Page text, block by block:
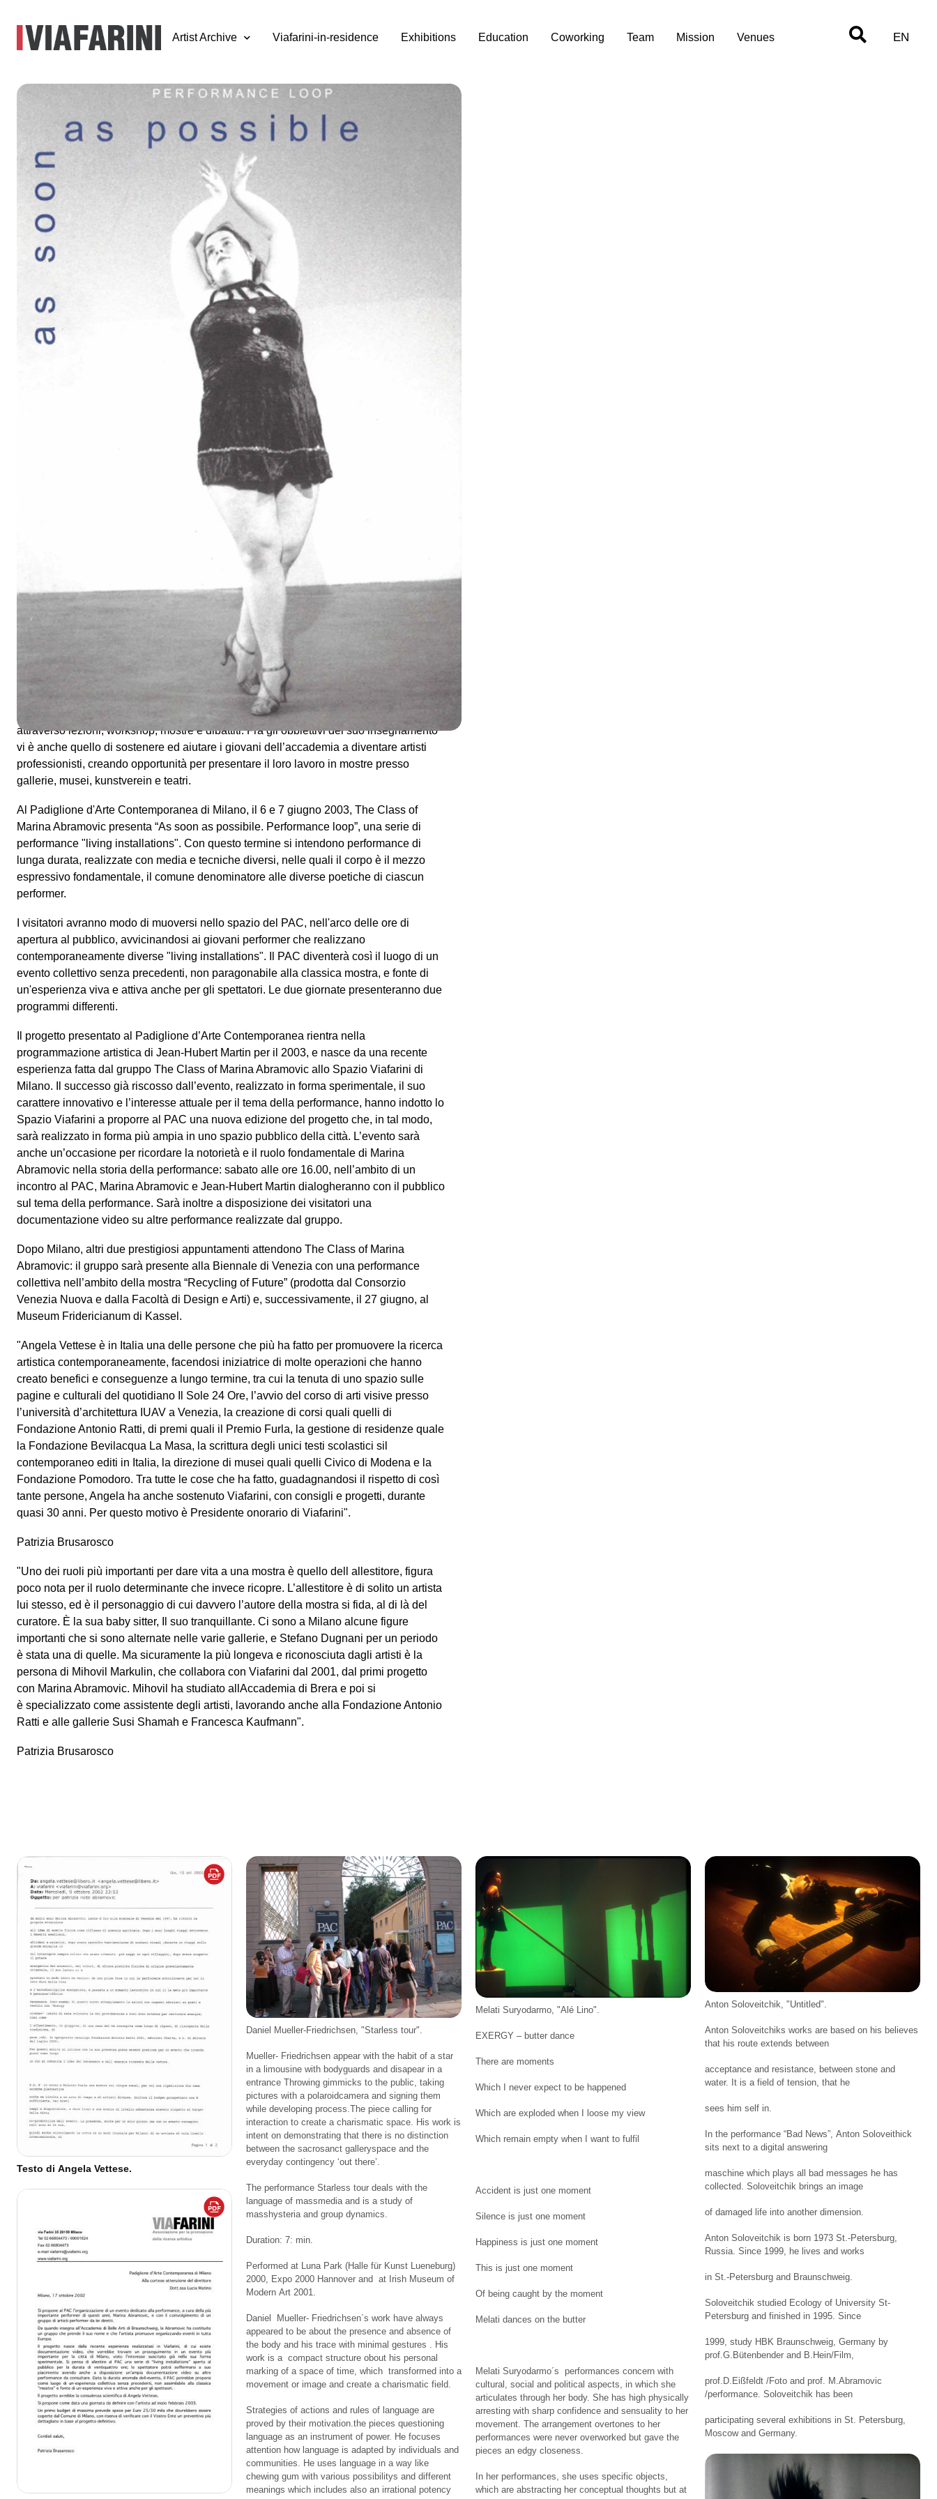
Artist Archive Viafarini-in-residence Exhibitions Education Coworking Team Mission Venues EN
As soon as possible.
Performance loop.
The Class of Marina
Abramovic –
Braunschweig
School of Art
The Class of Marina Abramovic – Braunschweig School of Art.
Progetto a cura di Marina Abramovic. Coordinamento: Melati Suryodarmo. Produzione
e organizzazione: PAC e Associazione VIAFARINI.
6-7 giugno 2003, PAC Padiglione d'Arte Contemporanea, Milano.
Coordinamento: Melati Suryodarmo. Produzione e organizzazione: PAC e
Associazione VIAFARINI.
è il nome di un gruppo di giovani artisti della
Hochschule für Bildende Künste di Braunschweig (Germania) che si è formato sotto la
guida di Marina Abramovic, celebre esponente della body art, considerata una delle più
importanti performer degli ultimi trent’anni. Abramovic insegna a Braunschweig dal
1997 trasmettendo agli studenti la sua esperienza di performer e le sue conoscenze
attraverso lezioni, workshop, mostre e dibattiti. Fra gli obbiettivi del suo insegnamento
vi è anche quello di sostenere ed aiutare i giovani dell’accademia a diventare artisti
professionisti, creando opportunità per presentare il loro lavoro in mostre presso
gallerie, musei, kunstverein e teatri.
Al Padiglione d'Arte Contemporanea di Milano, il 6 e 7 giugno 2003, The Class of
Marina Abramovic presenta “As soon as possibile. Performance loop”, una serie di
performance "living installations". Con questo termine si intendono performance di
lunga durata, realizzate con media e tecniche diversi, nelle quali il corpo è il mezzo
espressivo fondamentale, il comune denominatore alle diverse poetiche di ciascun
performer.
I visitatori avranno modo di muoversi nello spazio del PAC, nell'arco delle ore di
apertura al pubblico, avvicinandosi ai giovani performer che realizzano
contemporaneamente diverse "living installations". Il PAC diventerà così il luogo di un
evento collettivo senza precedenti, non paragonabile alla classica mostra, e fonte di
un'esperienza viva e attiva anche per gli spettatori. Le due giornate presenteranno due
programmi differenti.
Il progetto presentato al Padiglione d’Arte Contemporanea rientra nella
programmazione artistica di Jean-Hubert Martin per il 2003, e nasce da una recente
esperienza fatta dal gruppo The Class of Marina Abramovic allo Spazio Viafarini di
Milano. Il successo già riscosso dall’evento, realizzato in forma sperimentale, il suo
carattere innovativo e l’interesse attuale per il tema della performance, hanno indotto lo
Spazio Viafarini a proporre al PAC una nuova edizione del progetto che, in tal modo,
sarà realizzato in forma più ampia in uno spazio pubblico della città. L’evento sarà
anche un’occasione per ricordare la notorietà e il ruolo fondamentale di Marina
Abramovic nella storia della performance: sabato alle ore 16.00, nell’ambito di un
incontro al PAC, Marina Abramovic e Jean-Hubert Martin dialogheranno con il pubblico
sul tema della performance. Sarà inoltre a disposizione dei visitatori una
documentazione video su altre performance realizzate dal gruppo.
Dopo Milano, altri due prestigiosi appuntamenti attendono The Class of Marina
Abramovic: il gruppo sarà presente alla Biennale di Venezia con una performance
collettiva nell’ambito della mostra “Recycling of Future” (prodotta dal Consorzio
Venezia Nuova e dalla Facoltà di Design e Arti) e, successivamente, il 27 giugno, al
Museum Fridericianum di Kassel.
"Angela Vettese è in Italia una delle persone che più ha fatto per promuovere la ricerca
artistica contemporaneamente, facendosi iniziatrice di molte operazioni che hanno
creato benefici e conseguenze a lungo termine, tra cui la tenuta di uno spazio sulle
pagine e culturali del quotidiano Il Sole 24 Ore, l’avvio del corso di arti visive presso
l’università d’architettura IUAV a Venezia, la creazione di corsi quali quelli di
Fondazione Antonio Ratti, di premi quali il Premio Furla, la gestione di residenze quale
la Fondazione Bevilacqua La Masa, la scrittura degli unici testi scolastici sil
contemporaneo editi in Italia, la direzione di musei quali quelli Civico di Modena e la
Fondazione Pomodoro. Tra tutte le cose che ha fatto, guadagnandosi il rispetto di così
tante persone, Angela ha anche sostenuto Viafarini, con consigli e progetti, durante
quasi 30 anni. Per questo motivo è Presidente onorario di Viafarini".
Patrizia Brusarosco
"Uno dei ruoli più importanti per dare vita a una mostra è quello dell allestitore, figura
poco nota per il ruolo determinante che invece ricopre. L’allestitore è di solito un artista
lui stesso, ed è il personaggio di cui davvero l’autore della mostra si fida, al di là del
curatore. È la sua baby sitter, Il suo tranquillante. Ci sono a Milano alcune figure
importanti che si sono alternate nelle varie gallerie, e Stefano Dugnani per un periodo
è stata una di quelle. Ma sicuramente la più longeva e riconosciuta dagli artisti è la
persona di Mihovil Markulin, che collabora con Viafarini dal 2001, dal primi progetto
con Marina Abramovic. Mihovil ha studiato allAccademia di Brera e poi si
è specializzato come assistente degli artisti, lavorando anche alla Fondazione Antonio
Ratti e alle gallerie Susi Shamah e Francesca Kaufmann".
Patrizia Brusarosco
Testo di Angela Vettese.
Daniel Mueller-Friedrichsen, "Starless tour".
Mueller- Friedrichsen appear with the habit of a star
in a limousine with bodyguards and disapear in a
entrance Throwing gimmicks to the public, taking
pictures with a polaroidcamera and signing them
while developing process.The piece calling for
interaction to create a charismatic space. His work is
intent on demonstrating that there is no distinction
between the sacrosanct galleryspace and the
everyday contingency ‘out there’.
The performance Starless tour deals with the
language of massmedia and is a study of
masshysteria and group dynamics.
Duration: 7: min.
Performed at Luna Park (Halle für Kunst Lueneburg)
2000, Expo 2000 Hannover and at Irish Museum of
Modern Art 2001.
Daniel Mueller- Friedrichsen`s work have always
appeared to be about the presence and absence of
the body and his trace with minimal gestures . His
work is a compact structure obout his personal
marking of a space of time, which transformed into a
movement or image and create a charismatic field.
Strategies of actions and rules of language are
proved by their motivation.the pieces questioning
language as an instrument of power. He focuses
attention how language is adapted by individuals and
communities. He uses language in a way like
chewing gum with various possibilitys and different
meanings which includes also an irrational potency
Melati Suryodarmo, "Alé Lino".
EXERGY – butter dance
There are moments
Which I never expect to be happened
Which are exploded when I loose my view
Which remain empty when I want to fulfil
Accident is just one moment
Silence is just one moment
Happiness is just one moment
This is just one moment
Of being caught by the moment
Melati dances on the butter
Melati Suryodarmo´s performances concern with
cultural, social and political aspects, in which she
articulates through her body. She has high physically
arresting with sharp confidence and sensuality to her
movement. The arrangement overtones to her
performances were never overworked but gave the
pieces an edgy closeness.
In her performances, she uses specific objects,
which are abstracting her conceptual thoughts but at
Anton Soloveitchik, "Untitled".
Anton Soloveitchiks works are based on his believes
that his route extends between
acceptance and resistance, between stone and
water. It is a field of tension, that he
sees him self in.
In the performance “Bad News”, Anton Soloveithick
sits next to a digital answering
maschine which plays all bad messages he has
collected. Soloveitchik brings an image
of damaged life into another dimension.
Anton Soloveitchik is born 1973 St.-Petersburg,
Russia. Since 1999, he lives and works
in St.-Petersburg and Braunschweig.
Soloveitchik studied Ecology of University St-
Petersburg and finished in 1995. Since
1999, study HBK Braunschweig, Germany by
prof.G.Bütenbender and B.Hein/Film,
prof.D.Eißfeldt /Foto and prof. M.Abramovic
/performance. Soloveitchik has been
participating several exhibitions in St. Petersburg,
Moscow and Germany.